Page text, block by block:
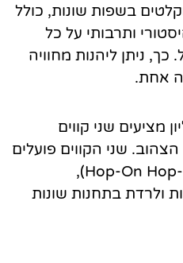
בשפות שונות, כולל
ותרבותי על כל
כך, ניתן ליהנות מחוויה
אחת.
מציעים שני קווים
שני הקווים פועלים
במתכונת "עלה ורד" (Hop-On Hop-Off),
ולרדת בתחנות שונות